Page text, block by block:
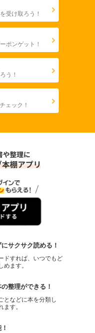
受け取ろう！
ポンゲット！
う！
ェック！
サクサク読める！
ドすれば、いつでもど
ます。
整理ができる！
となどに本を分類し
す。